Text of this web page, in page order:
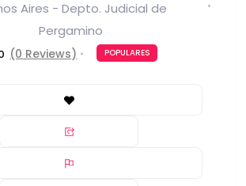
Aires - Depto. Judicial de
Pergamino
(0 Reviews) POPULARES